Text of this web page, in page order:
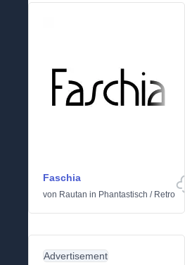
Faschia
von Rautan in Phantastisch / Retro
Advertisement